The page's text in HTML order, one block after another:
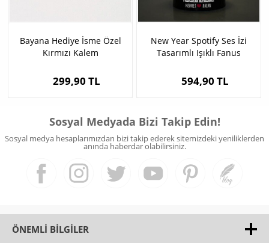
Bayana Hediye İsme Özel
Kırmızı Kalem
299,90 TL
New Year Spotify Ses İzi
Tasarımlı Işıklı Fanus
594,90 TL
Sosyal Medyada Bizi Takip Edin!
Sosyal medya hesaplarımızdan bizi takip ederek sitemizdeki yeniliklerden
anında haberdar olabilirsiniz.
ÖNEMLI BILGILER